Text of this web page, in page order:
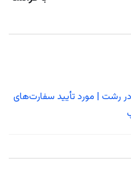
در رشت | مورد تأیید سفارت‌های